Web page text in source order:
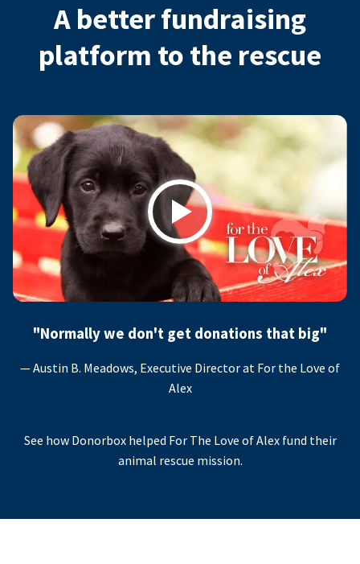
A better fundraising
platform to the rescue
Play
"Normally we don't get donations that big"
— Austin B. Meadows, Executive Director at For the Love of
Alex
See how Donorbox helped For The Love of Alex fund their
animal rescue mission.